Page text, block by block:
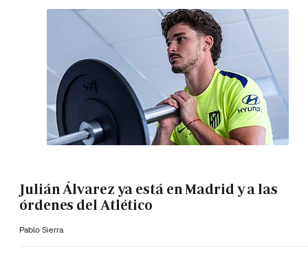
Julián Álvarez ya está en Madrid y a las
órdenes del Atlético
Pablo Sierra